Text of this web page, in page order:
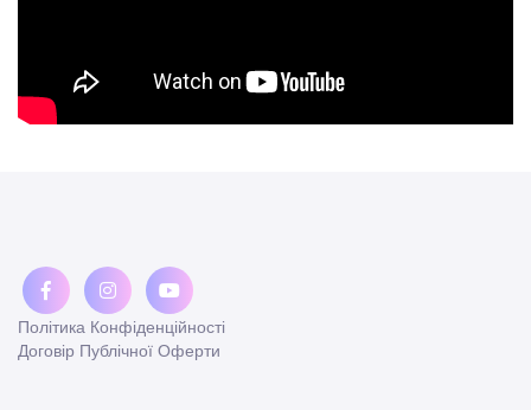
Політика Конфіденційності
Договір Публічної Оферти